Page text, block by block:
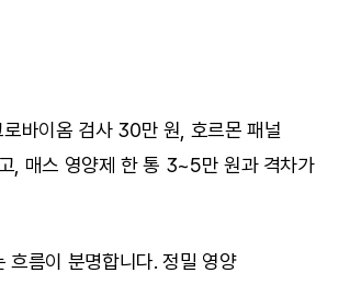
바이옴 검사 30만 원, 호르몬 패널
, 매스 영양제 한 통 3~5만 원과 격차가
흐름이 분명합니다. 정밀 영양